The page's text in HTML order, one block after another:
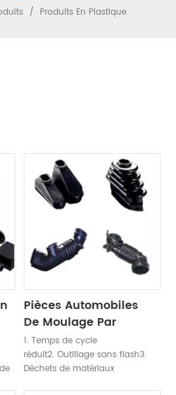
/ Produits En Plastique
Pièces Automobiles
De Moulage Par
Injection De
Caoutchouc OEM
1. Temps de cycle
réduit2. Outillage sans flash3.
Déchets de matériaux